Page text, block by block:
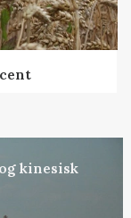
kinesisk